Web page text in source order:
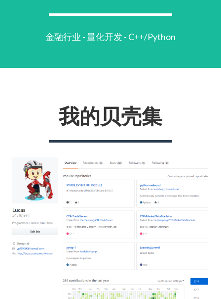
金融行业 - 量化开发 - C++/Python
我的贝壳集